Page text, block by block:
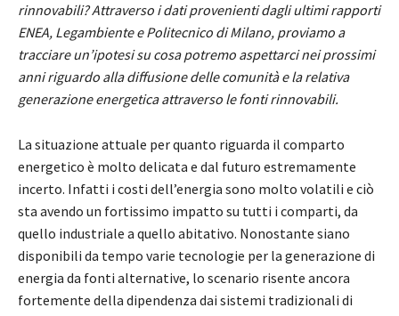
rinnovabili? Attraverso i dati provenienti dagli ultimi rapporti
ENEA, Legambiente e Politecnico di Milano, proviamo a
tracciare un’ipotesi su cosa potremo aspettarci nei prossimi
anni riguardo alla diffusione delle comunità e la relativa
generazione energetica attraverso le fonti rinnovabili.
La situazione attuale per quanto riguarda il comparto
energetico è molto delicata e dal futuro estremamente
incerto. Infatti i costi dell’energia sono molto volatili e ciò
sta avendo un fortissimo impatto su tutti i comparti, da
quello industriale a quello abitativo. Nonostante siano
disponibili da tempo varie tecnologie per la generazione di
energia da fonti alternative, lo scenario risente ancora
fortemente della dipendenza dai sistemi tradizionali di